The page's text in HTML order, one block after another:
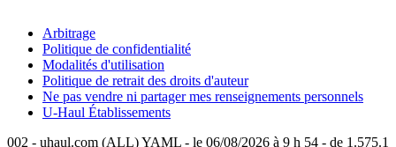
Arbitrage
Politique de confidentialité
Modalités d'utilisation
Politique de retrait des droits d'auteur
Ne pas vendre ni partager mes renseignements personnels
U-Haul Établissements
002 - uhaul.com (ALL) YAML - le 06/08/2026 à 9 h 54 - de 1.575.1